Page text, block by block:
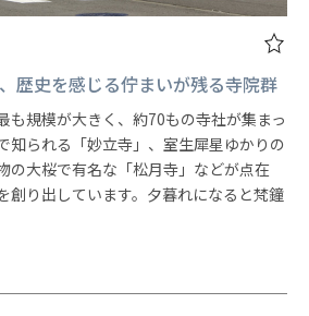
歴史を感じる佇まいが残る寺院群
も規模が大きく、約70もの寺社が集まっ
知られる「妙立寺」、室生犀星ゆかりの
の大桜で有名な「松月寺」などが点在
創り出しています。夕暮れになると梵鐘